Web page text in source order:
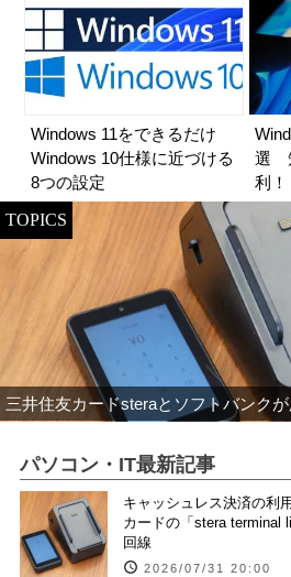
Windows 11をできるだけ
Windows 10仕様に近づける
8つの設定
選
利！
TOPICS
三井住友カードsteraとソフトバンク
パソコン・IT最新記事
キャッシュレス決済の利
カードの「stera terminal
回線
2026/07/31 20:00